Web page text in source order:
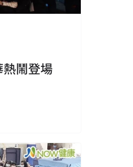
鬧登場